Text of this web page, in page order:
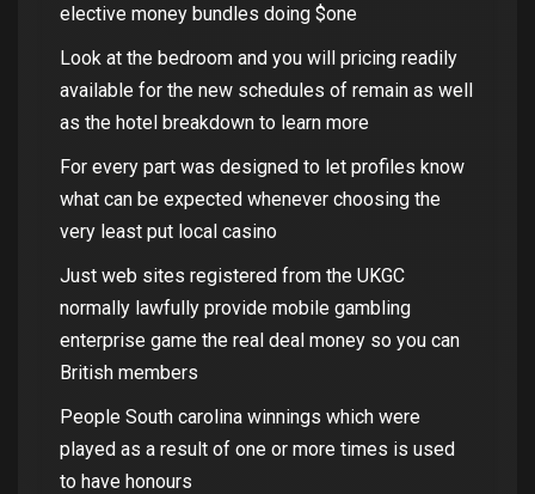
elective money bundles doing $one
Look at the bedroom and you will pricing readily
available for the new schedules of remain as well
as the hotel breakdown to learn more
For every part was designed to let profiles know
what can be expected whenever choosing the
very least put local casino
Just web sites registered from the UKGC
normally lawfully provide mobile gambling
enterprise game the real deal money so you can
British members
People South carolina winnings which were
played as a result of one or more times is used
to have honours